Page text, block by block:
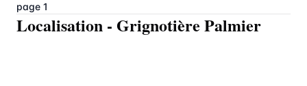
page 1
Localisation - Grignotière Palmier